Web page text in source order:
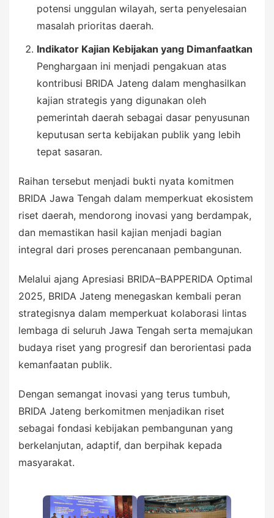
potensi unggulan wilayah, serta penyelesaian
masalah prioritas daerah.
Indikator Kajian Kebijakan yang Dimanfaatkan
Penghargaan ini menjadi pengakuan atas
kontribusi BRIDA Jateng dalam menghasilkan
kajian strategis yang digunakan oleh
pemerintah daerah sebagai dasar penyusunan
keputusan serta kebijakan publik yang lebih
tepat sasaran.
Raihan tersebut menjadi bukti nyata komitmen
BRIDA Jawa Tengah dalam memperkuat ekosistem
riset daerah, mendorong inovasi yang berdampak,
dan memastikan hasil kajian menjadi bagian
integral dari proses perencanaan pembangunan.
Melalui ajang Apresiasi BRIDA–BAPPERIDA Optimal
2025, BRIDA Jateng menegaskan kembali peran
strategisnya dalam memperkuat kolaborasi lintas
lembaga di seluruh Jawa Tengah serta memajukan
budaya riset yang progresif dan berorientasi pada
kemanfaatan publik.
Dengan semangat inovasi yang terus tumbuh,
BRIDA Jateng berkomitmen menjadikan riset
sebagai fondasi kebijakan pembangunan yang
berkelanjutan, adaptif, dan berpihak kepada
masyarakat.